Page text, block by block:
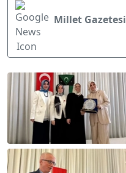
Millet Gazetesi